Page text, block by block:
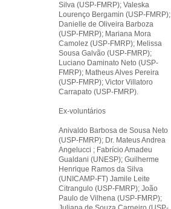
Silva (USP-FMRP); Valeska
Lourenço Bergamin (USP-FMRP);
Danielle de Oliveira Barboza
(USP-FMRP); Mariana Mora
Camolez (USP-FMRP); Melissa
Sousa Galvão (USP-FMRP);
Luciano Daminato Neto (USP-
FMRP); Matheus Alves Pereira
(USP-FMRP); Victor Villatoro
Carrapato (USP-FMRP).
Ex-voluntários
Anivaldo Barbosa de Sousa Neto
(USP-FMRP); Dr. Mateus Andrea
Angelucci ; Fabrício Amadeu
Gualdani (UNESP); Guilherme
Henrique Ramos da Silva
(UNICAMP-FT) Jamile Leite
Citrangulo (USP-FMRP); João
Paulo de Vilhena (USP-FMRP);